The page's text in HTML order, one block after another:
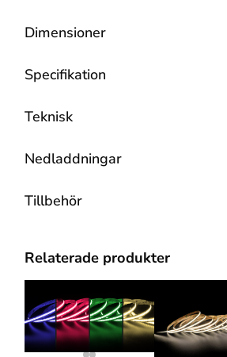
Dimensioner
Specifikation
Teknisk
Nedladdningar
Tillbehör
Relaterade produkter